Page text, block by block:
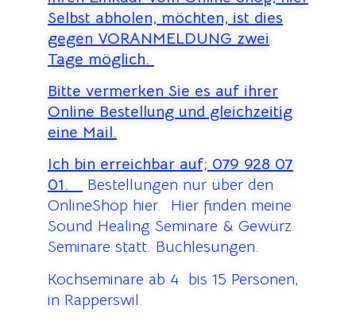
Selbst abholen, möchten, ist dies
gegen VORANMELDUNG zwei
Tage möglich.
Bitte vermerken Sie es auf ihrer
Online Bestellung und gleichzeitig
eine Mail.
Ich bin erreichbar auf; 079 928 07
01.
Bestellungen nur über den
OnlineShop hier. Hier finden meine
Sound Healing Seminare & Gewürz
Seminare statt. Buchlesungen.
Kochseminare ab 4 bis 15 Personen,
in Rapperswil.